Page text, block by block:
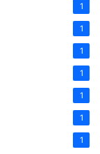
1
1
1
1
1
1
1